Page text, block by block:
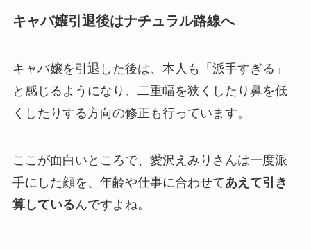
キャバ嬢引退後はナチュラル路線へ
キャバ嬢を引退した後は、本人も「派手すぎる」
と感じるようになり、二重幅を狭くしたり鼻を低
くしたりする方向の修正も行っています。
ここが面白いところで、愛沢えみりさんは一度派
手にした顔を、年齢や仕事に合わせてあえて引き
算しているんですよね。